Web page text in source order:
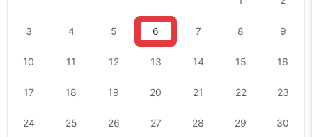
3 4 5 6 7 8 9
10 11 12 13 14 15 16
17 18 19 20 21 22 23
24 25 26 27 28 29 30